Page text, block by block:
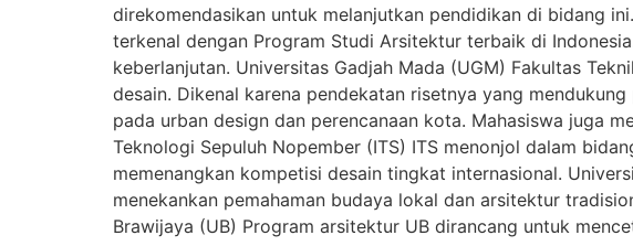
direkomendasikan untuk melanjutkan pendidikan di bidang
terkenal dengan Program Studi Arsitektur terbaik di
keberlanjutan. Universitas Gadjah Mada (UGM) Fakultas
desain. Dikenal karena pendekatan risetnya yang
pada urban design dan perencanaan kota. Mahasiswa juga
Teknologi Sepuluh Nopember (ITS) ITS menonjol dalam
memenangkan kompetisi desain tingkat internasional.
menekankan pemahaman budaya lokal dan arsitektur
Brawijaya (UB) Program arsitektur UB dirancang untuk